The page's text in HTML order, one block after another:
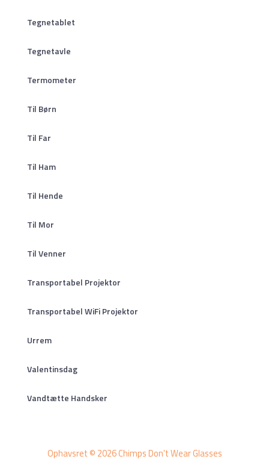
Tegnetablet
Tegnetavle
Termometer
Til Børn
Til Far
Til Ham
Til Hende
Til Mor
Til Venner
Transportabel Projektor
Transportabel WiFi Projektor
Urrem
Valentinsdag
Vandtætte Handsker
Ophavsret © 2026 Chimps Don't Wear Glasses